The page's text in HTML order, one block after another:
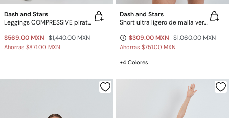
Dash and Stars
Leggings COMPRESSIVE pirata rosa
$569.00 MXN $1,440.00 MXN
Ahorras $871.00 MXN
Dash and Stars
Short ultra ligero de malla verde
$309.00 MXN $1,060.00 MXN
Ahorras $751.00 MXN
+4 Colores